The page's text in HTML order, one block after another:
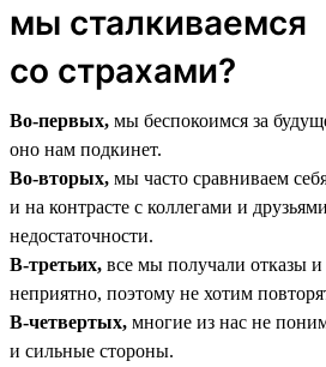
мы сталкиваемся
со страхами?
Во-первых, мы беспокоимся за
оно нам подкинет.
Во-вторых, мы часто сравниваем
и на контрасте с коллегами и
недостаточности.
В-третьих, все мы получали отказы и
неприятно, поэтому не хотим
В-четвертых, многие из нас не
и сильные стороны.